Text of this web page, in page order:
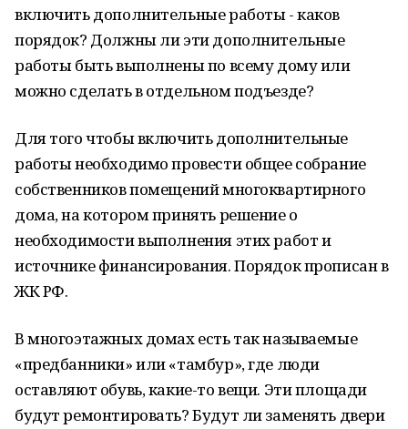
включить дополнительные работы - каков
порядок? Должны ли эти дополнительные
работы быть выполнены по всему дому или
можно сделать в отдельном подъезде?
Для того чтобы включить дополнительные
работы необходимо провести общее собрание
собственников помещений многоквартирного
дома, на котором принять решение о
необходимости выполнения этих работ и
источнике финансирования. Порядок прописан в
ЖК РФ.
В многоэтажных домах есть так называемые
«предбанники» или «тамбур», где люди
оставляют обувь, какие-то вещи. Эти площади
будут ремонтировать? Будут ли заменять двери